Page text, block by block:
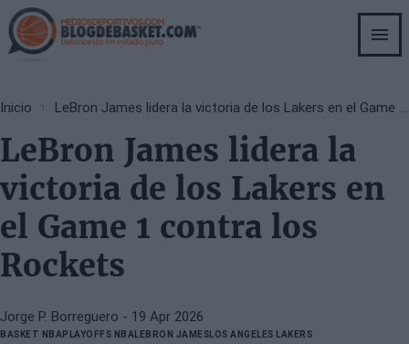
Skip
to
main
Breadcrumb
Inicio LeBron James lidera la victoria de los Lakers en el Game 1 contra los Rockets
LeBron James lidera la
victoria de los Lakers en
el Game 1 contra los
Rockets
Jorge P. Borreguero - 19 Apr 2026
BASKET NBAPLAYOFFS NBALEBRON JAMESLOS ANGELES LAKERS